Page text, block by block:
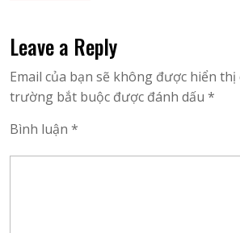
viết
Leave a Reply
Email của bạn sẽ không được hiển thị
trường bắt buộc được đánh dấu *
Bình luận *